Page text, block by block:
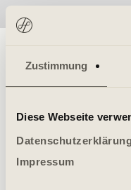
Zustimmung
Diese Webseite
Datenschutzerklärung
Impressum